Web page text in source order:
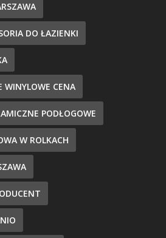
DO ŁAZIENKI
WINYLOWE CENA
PODŁOGOWE
W ROLKACH